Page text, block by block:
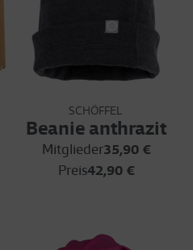
SCHÖFFEL
Beanie anthrazit
Mitglieder35,90 €
Preis42,90 €